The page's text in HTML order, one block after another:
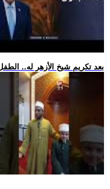
.. بعد تكريم شيخ الأزهر له..